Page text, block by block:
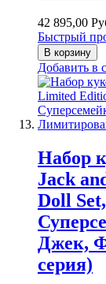
42 895,00
Быстрый
В корзину
Добавить в
Набор
Jack
Doll
Джек,
серия)